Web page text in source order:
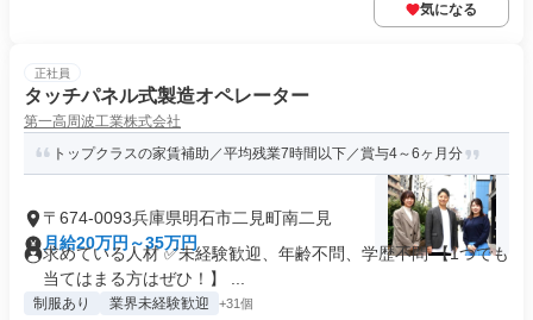
気になる
正社員
タッチパネル式製造オペレーター
第一高周波工業株式会社
トップクラスの家賃補助／平均残業7時間以下／賞与4～6ヶ月分
〒674-0093兵庫県明石市二見町南二見
月給20万円～35万円
求めている人材 ✅未経験歓迎、年齢不問、学歴不問 【1つでも
当てはまる方はぜひ！】 ...
制服あり 業界未経験歓迎 +31個